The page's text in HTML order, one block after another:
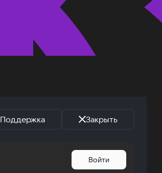
Поддержка Закрыть
Войти